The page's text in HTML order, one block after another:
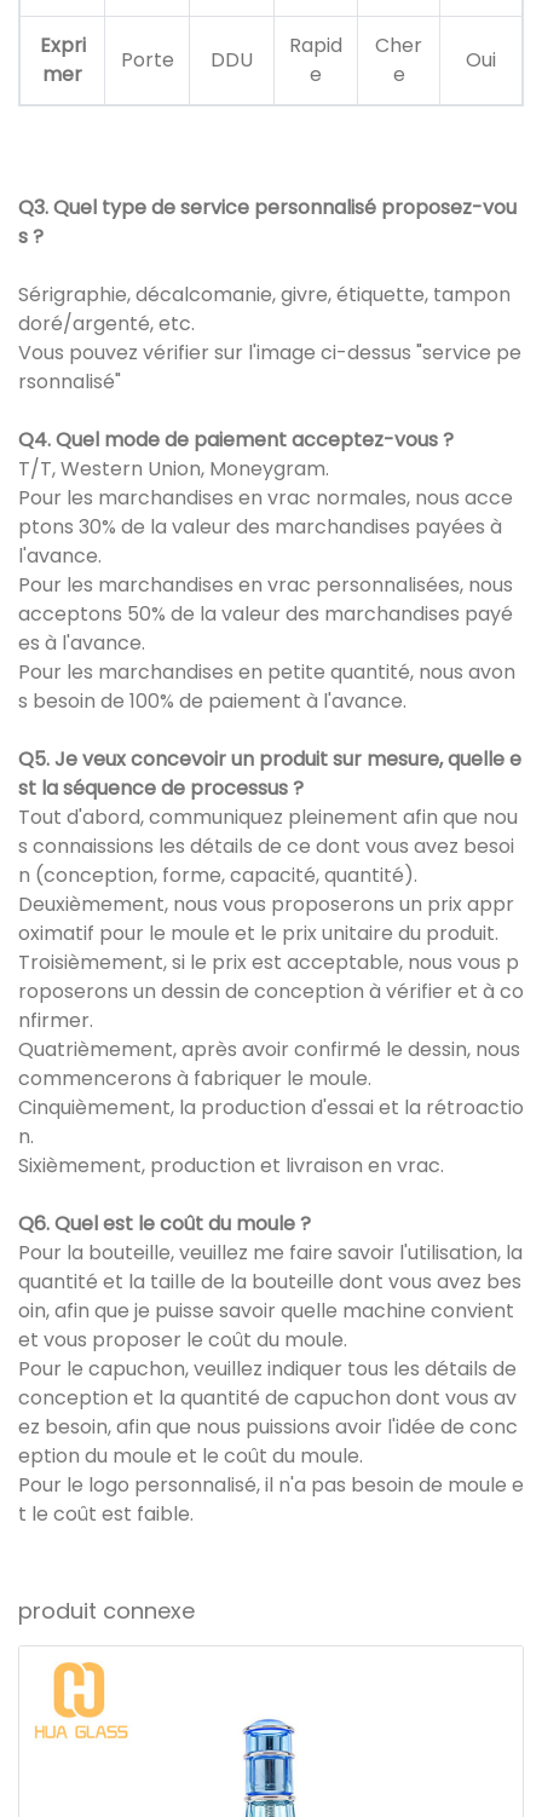
Expri
mer
Porte DDU
Rapid
e
Cher
e
Oui
Q3. Quel type de service personnalisé proposez-vou
s ?
Sérigraphie, décalcomanie, givre, étiquette, tampon
doré/argenté, etc.
Vous pouvez vérifier sur l'image ci-dessus "service pe
rsonnalisé"
Q4. Quel mode de paiement acceptez-vous ?
T/T, Western Union, Moneygram.
Pour les marchandises en vrac normales, nous acce
ptons 30% de la valeur des marchandises payées à
l'avance.
Pour les marchandises en vrac personnalisées, nous
acceptons 50% de la valeur des marchandises payé
es à l'avance.
Pour les marchandises en petite quantité, nous avon
s besoin de 100% de paiement à l'avance.
Q5. Je veux concevoir un produit sur mesure, quelle e
st la séquence de processus ?
Tout d'abord, communiquez pleinement afin que nou
s connaissions les détails de ce dont vous avez besoi
n (conception, forme, capacité, quantité).
Deuxièmement, nous vous proposerons un prix appr
oximatif pour le moule et le prix unitaire du produit.
Troisièmement, si le prix est acceptable, nous vous p
roposerons un dessin de conception à vérifier et à co
nfirmer.
Quatrièmement, après avoir confirmé le dessin, nous
commencerons à fabriquer le moule.
Cinquièmement, la production d'essai et la rétroactio
n.
Sixièmement, production et livraison en vrac.
Q6. Quel est le coût du moule ?
Pour la bouteille, veuillez me faire savoir l'utilisation, la
quantité et la taille de la bouteille dont vous avez bes
oin, afin que je puisse savoir quelle machine convient
et vous proposer le coût du moule.
Pour le capuchon, veuillez indiquer tous les détails de
conception et la quantité de capuchon dont vous av
ez besoin, afin que nous puissions avoir l'idée de conc
eption du moule et le coût du moule.
Pour le logo personnalisé, il n'a pas besoin de moule e
t le coût est faible.
produit connexe